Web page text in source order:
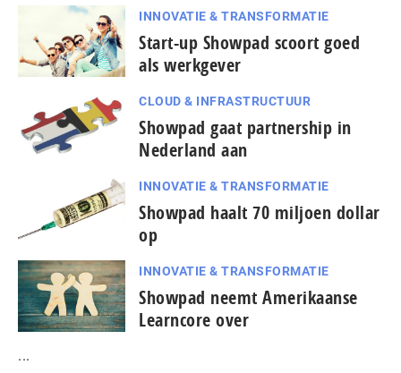
INNOVATIE & TRANSFORMATIE
Start-up Showpad scoort goed
als werkgever
CLOUD & INFRASTRUCTUUR
Showpad gaat partnership in
Nederland aan
INNOVATIE & TRANSFORMATIE
Showpad haalt 70 miljoen dollar
op
INNOVATIE & TRANSFORMATIE
Showpad neemt Amerikaanse
Learncore over
...